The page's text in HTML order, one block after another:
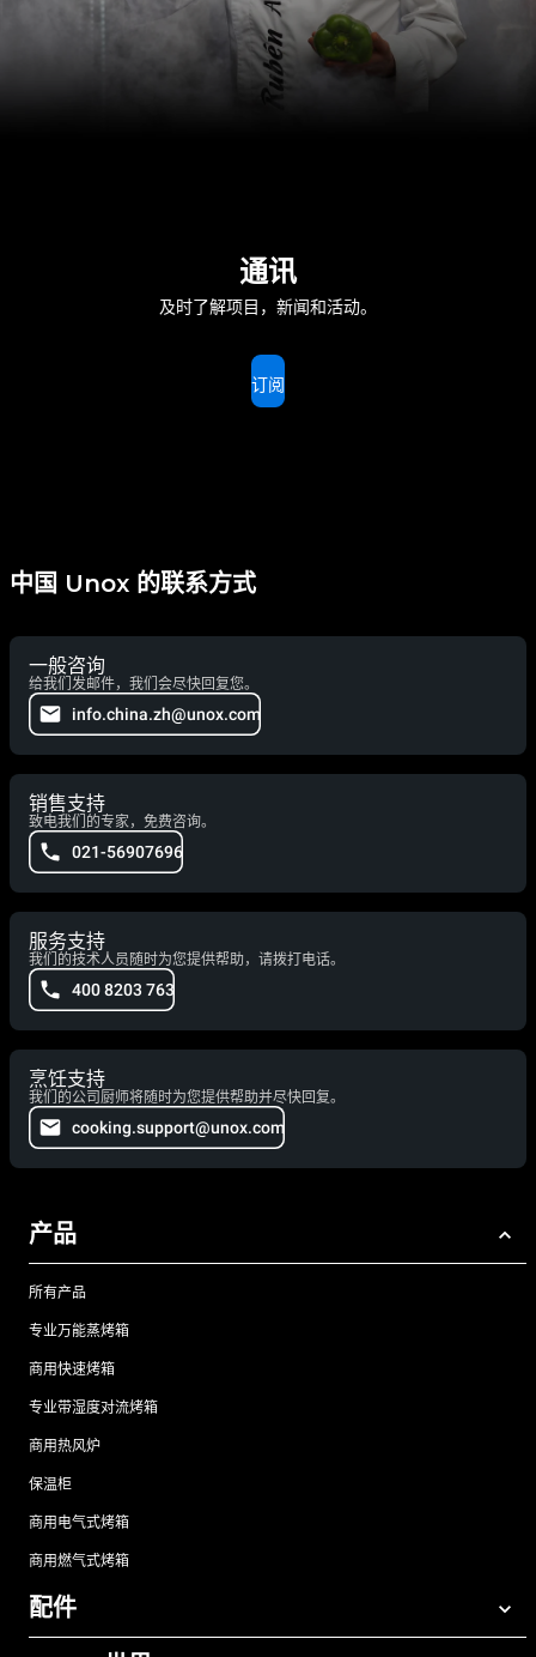
通讯
及时了解项目，新闻和活动。
订阅
中国 Unox 的联系方式
一般咨询
给我们发邮件，我们会尽快回复您。
info.china.zh@unox.com
销售支持
致电我们的专家，免费咨询。
021-56907696
服务支持
我们的技术人员随时为您提供帮助，请拨打电话。
400 8203 763
烹饪支持
我们的公司厨师将随时为您提供帮助并尽快回复。
cooking.support@unox.com
产品
所有产品
专业万能蒸烤箱
商用快速烤箱
专业带湿度对流烤箱
商用热风炉
保温柜
商用电气式烤箱
商用燃气式烤箱
配件